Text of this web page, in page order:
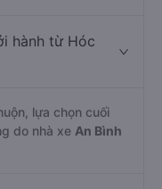
hành từ Hóc
lựa chọn cuối
do nhà xe An Bình